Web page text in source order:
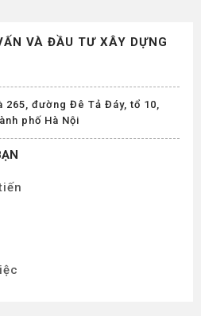
VÀ ĐẦU TƯ XÂY DỰNG
265, đường Đê Tả Đáy, tổ 10,
phố Hà Nội